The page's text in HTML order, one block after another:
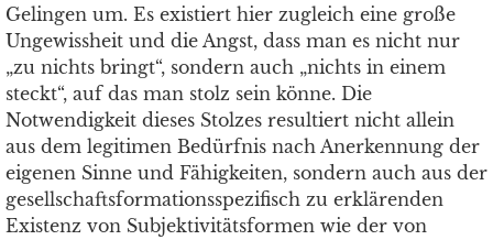
Gelingen um. Es existiert hier zugleich eine große
Ungewissheit und die Angst, dass man es nicht nur
„zu nichts bringt“, sondern auch „nichts in einem
steckt“, auf das man stolz sein könne. Die
Notwendigkeit dieses Stolzes resultiert nicht allein
aus dem legitimen Bedürfnis nach Anerkennung der
eigenen Sinne und Fähigkeiten, sondern auch aus der
gesellschaftsformationsspezifisch zu erklärenden
Existenz von Subjektivitätsformen wie der von